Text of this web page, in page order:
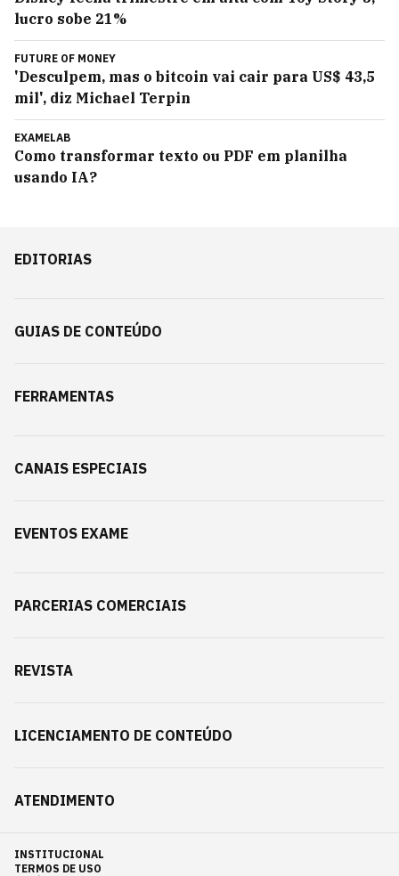
lucro sobe 21%
FUTURE OF MONEY
'Desculpem, mas o bitcoin vai cair para US$ 43,5
mil', diz Michael Terpin
EXAMELAB
Como transformar texto ou PDF em planilha
usando IA?
EDITORIAS
GUIAS DE CONTEÚDO
FERRAMENTAS
CANAIS ESPECIAIS
EVENTOS EXAME
PARCERIAS COMERCIAIS
REVISTA
LICENCIAMENTO DE CONTEÚDO
ATENDIMENTO
INSTITUCIONAL
TERMOS DE USO